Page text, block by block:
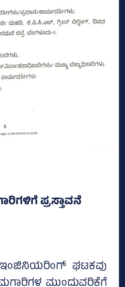
ಪ್ರಸ್ತಾವನೆ
ಘಟಕವು